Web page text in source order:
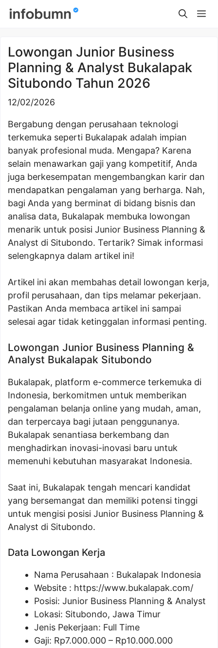
Skip
Lowongan Junior Business
Planning & Analyst Bukalapak
Situbondo Tahun 2026
12/02/2026
Bergabung dengan perusahaan teknologi
terkemuka seperti Bukalapak adalah impian
banyak profesional muda. Mengapa? Karena
selain menawarkan gaji yang kompetitif, Anda
juga berkesempatan mengembangkan karir dan
mendapatkan pengalaman yang berharga. Nah,
bagi Anda yang berminat di bidang bisnis dan
analisa data, Bukalapak membuka lowongan
menarik untuk posisi Junior Business Planning &
Analyst di Situbondo. Tertarik? Simak informasi
selengkapnya dalam artikel ini!
Artikel ini akan membahas detail lowongan kerja,
profil perusahaan, dan tips melamar pekerjaan.
Pastikan Anda membaca artikel ini sampai
selesai agar tidak ketinggalan informasi penting.
Lowongan Junior Business Planning &
Analyst Bukalapak Situbondo
Bukalapak, platform e-commerce terkemuka di
Indonesia, berkomitmen untuk memberikan
pengalaman belanja online yang mudah, aman,
dan terpercaya bagi jutaan penggunanya.
Bukalapak senantiasa berkembang dan
menghadirkan inovasi-inovasi baru untuk
memenuhi kebutuhan masyarakat Indonesia.
Saat ini, Bukalapak tengah mencari kandidat
yang bersemangat dan memiliki potensi tinggi
untuk mengisi posisi Junior Business Planning &
Analyst di Situbondo.
Data Lowongan Kerja
Nama Perusahaan : Bukalapak Indonesia
Website : https://www.bukalapak.com/
Posisi: Junior Business Planning & Analyst
Lokasi: Situbondo, Jawa Timur
Jenis Pekerjaan: Full Time
Gaji: Rp7.000.000 – Rp10.000.000